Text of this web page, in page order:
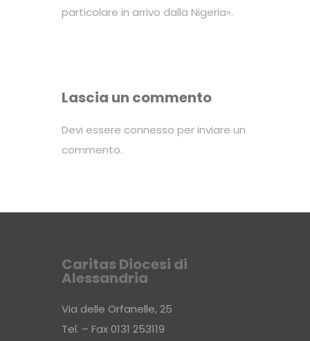
particolare in arrivo dalla Nigeria».
Lascia un commento
Devi essere connesso per inviare un
commento.
Caritas Diocesi di
Alessandria
Via delle Orfanelle, 25
Tel. – Fax 0131 253119